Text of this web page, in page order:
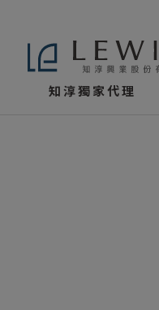
知淳獨家代理